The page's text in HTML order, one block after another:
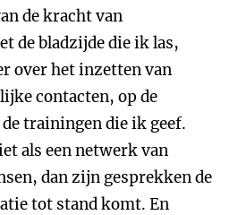
de kracht van
de bladzijde die ik las,
over het inzetten van
contacten, op de
trainingen die ik geef.
als een netwerk van
dan zijn gesprekken de
tot stand komt. En